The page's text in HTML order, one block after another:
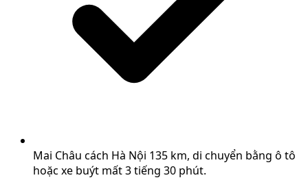
Mai Châu cách Hà Nội 135 km, di chuyển bằng ô tô
hoặc xe buýt mất 3 tiếng 30 phút.